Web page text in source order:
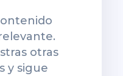
otras
y sigue